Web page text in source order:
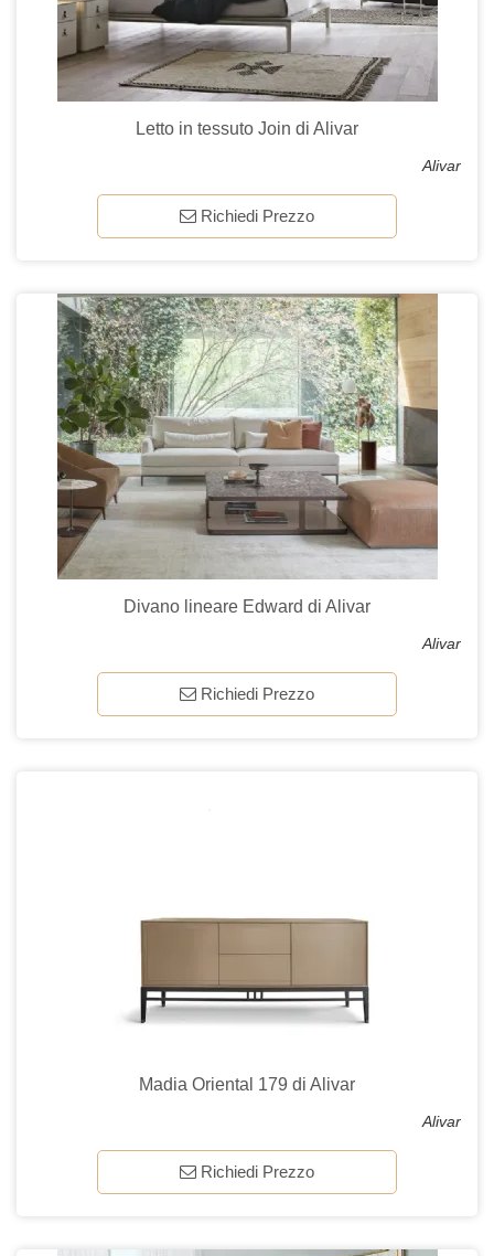
Letto in tessuto Join di Alivar
Alivar
Richiedi Prezzo
Divano lineare Edward di Alivar
Alivar
Richiedi Prezzo
Madia Oriental 179 di Alivar
Alivar
Richiedi Prezzo